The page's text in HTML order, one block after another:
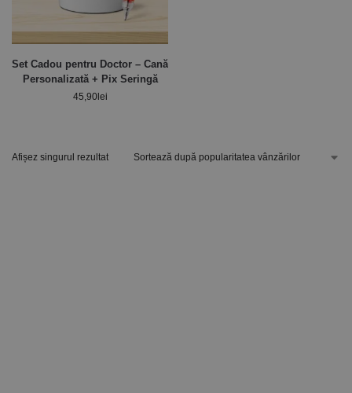
Set Cadou pentru Doctor – Cană
Personalizată + Pix Seringă
45,90 lei
Afișez singurul rezultat